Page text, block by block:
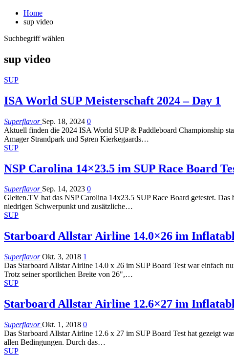
Home
sup video
Suchbegriff wählen
sup video
SUP
ISA World SUP Meisterschaft 2024 – Day 1
Superflavor Sep. 18, 2024 0
Aktuell finden die 2024 ISA World SUP & Paddleboard Championship
Amager Strandpark und Søren Kierkegaards…
SUP
NSP Carolina 14×23.5 im SUP Race Board
Superflavor Sep. 14, 2023 0
Gleiten.TV hat das NSP Carolina 14x23.5 SUP Race Board getestet.
niedrigen Schwerpunkt und zusätzliche…
SUP
Starboard Allstar Airline 14.0×26 im
SuperflavorOkt. 3, 2018 1
Das Starboard Allstar Airline 14.0 x 26 im SUP Board Test war einfach
Trotz seiner sportlichen Breite von 26",…
SUP
Starboard Allstar Airline 12.6×27 im
SuperflavorOkt. 1, 2018 0
Das Starboard Allstar Airline 12.6 x 27 im SUP Board Test hat gezeigt
allen Bedingungen. Durch das…
SUP